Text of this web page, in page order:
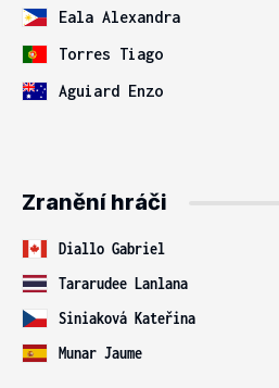
Eala Alexandra
Torres Tiago
Aguiard Enzo
Zranění hráči
Diallo Gabriel
Tararudee Lanlana
Siniaková Kateřina
Munar Jaume